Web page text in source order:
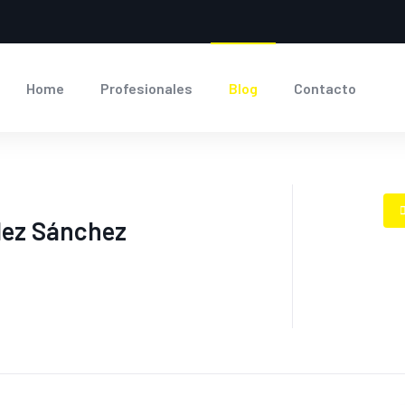
Home Profesionales Blog Contacto
Sánchez